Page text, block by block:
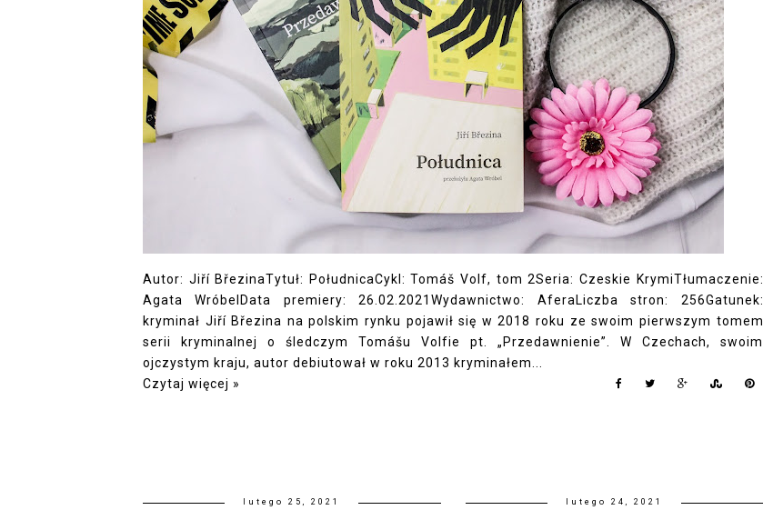
Autor: Jiří BřezinaTytuł: PołudnicaCykl: Tomáš Volf, tom 2Seria: Czeskie KrymiTłumaczenie:
Agata WróbelData premiery: 26.02.2021Wydawnictwo: AferaLiczba stron: 256Gatunek:
kryminał Jiří Březina na polskim rynku pojawił się w 2018 roku ze swoim pierwszym tomem
serii kryminalnej o śledczym Tomášu Volfie pt. „Przedawnienie”. W Czechach, swoim
ojczystym kraju, autor debiutował w roku 2013 kryminałem...
Czytaj więcej »
lutego 25, 2021 lutego 24, 2021